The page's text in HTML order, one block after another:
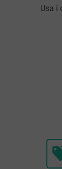
Usa i